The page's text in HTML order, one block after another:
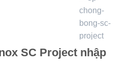
SC Project nhập